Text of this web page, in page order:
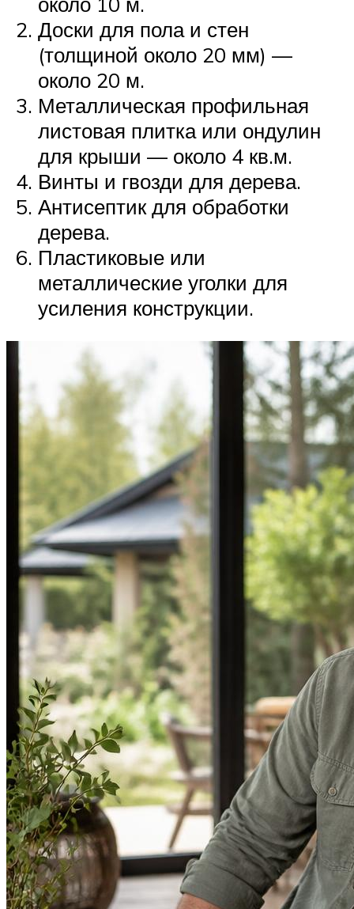
Доски для пола и стен
(толщиной около 20 мм) —
около 20 м.
Металлическая профильная
листовая плитка или ондулин
для крыши — около 4 кв.м.
Винты и гвозди для дерева.
Антисептик для обработки
дерева.
Пластиковые или
металлические уголки для
усиления конструкции.